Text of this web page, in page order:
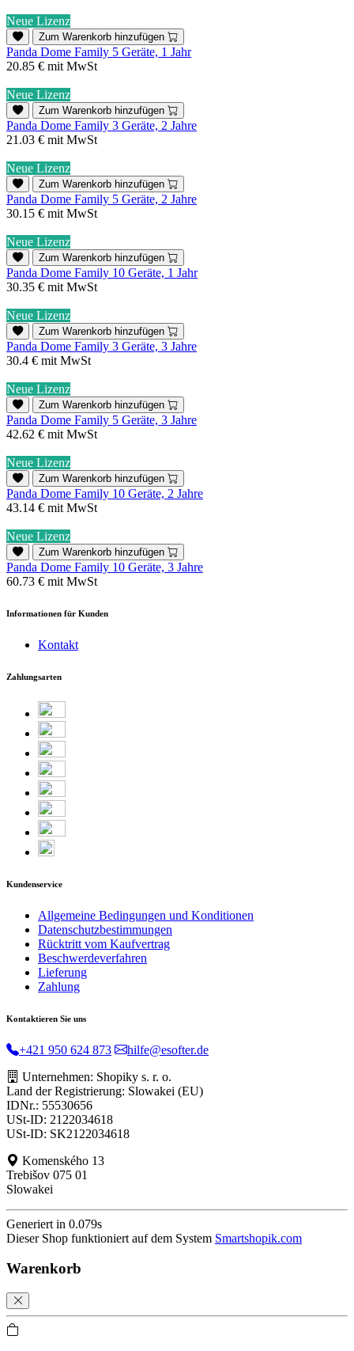
Neue Lizenz
Zum Warenkorb hinzufügen
Panda Dome Family 5 Geräte, 1 Jahr
20.85 € mit MwSt
Neue Lizenz
Zum Warenkorb hinzufügen
Panda Dome Family 3 Geräte, 2 Jahre
21.03 € mit MwSt
Neue Lizenz
Zum Warenkorb hinzufügen
Panda Dome Family 5 Geräte, 2 Jahre
30.15 € mit MwSt
Neue Lizenz
Zum Warenkorb hinzufügen
Panda Dome Family 10 Geräte, 1 Jahr
30.35 € mit MwSt
Neue Lizenz
Zum Warenkorb hinzufügen
Panda Dome Family 3 Geräte, 3 Jahre
30.4 € mit MwSt
Neue Lizenz
Zum Warenkorb hinzufügen
Panda Dome Family 5 Geräte, 3 Jahre
42.62 € mit MwSt
Neue Lizenz
Zum Warenkorb hinzufügen
Panda Dome Family 10 Geräte, 2 Jahre
43.14 € mit MwSt
Neue Lizenz
Zum Warenkorb hinzufügen
Panda Dome Family 10 Geräte, 3 Jahre
60.73 € mit MwSt
Informationen für Kunden
Kontakt
Zahlungsarten
Kundenservice
Allgemeine Bedingungen und Konditionen
Datenschutzbestimmungen
Rücktritt vom Kaufvertrag
Beschwerdeverfahren
Lieferung
Zahlung
Kontaktieren Sie uns
+421 950 624 873
hilfe@esofter.de
Unternehmen: Shopiky s. r. o.
Land der Registrierung: Slowakei (EU)
IDNr.: 55530656
USt-ID: 2122034618
USt-ID: SK2122034618
Komenského 13
Trebišov 075 01
Slowakei
Generiert in 0.079s
Dieser Shop funktioniert auf dem System Smartshopik.com
Warenkorb